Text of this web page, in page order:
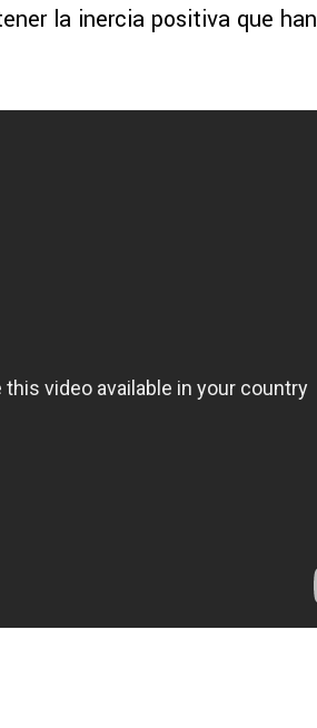
la inercia positiva que han